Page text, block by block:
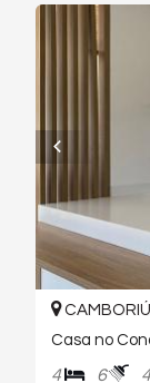
Casa no
4 6 4